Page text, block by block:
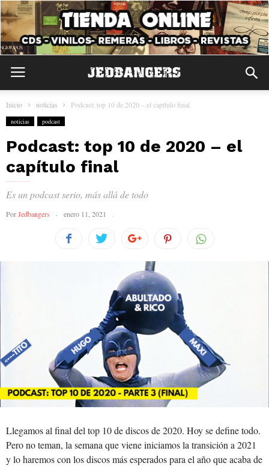
Inicio noticias Podcast: top 10 de 2020 – el capítulo final
noticias podcast
Podcast: top 10 de 2020 – el
capítulo final
Es un podcast serio, más allá de todo
PorJedbangers enero 11, 2021
Llegamos al final del top 10 de discos de 2020. Hoy se define todo.
Pero no teman, la semana que viene iniciamos la transición a 2021
y lo haremos con los discos más esperados para el año que acaba de